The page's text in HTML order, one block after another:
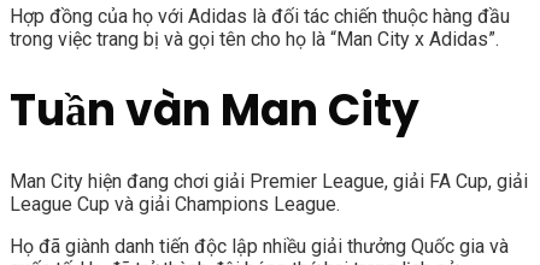
Hợp đồng của họ với Adidas là đối tác chiến thuộc hàng đầu
trong việc trang bị và gọi tên cho họ là “Man City x Adidas”.
Tuần vàn Man City
Man City hiện đang chơi giải Premier League, giải FA Cup, giải
League Cup và giải Champions League.
Họ đã giành danh tiến độc lập nhiều giải thưởng Quốc gia và